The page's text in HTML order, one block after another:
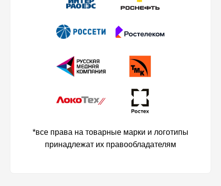
*все права на товарные марки и логотипы
принадлежат их правообладателям